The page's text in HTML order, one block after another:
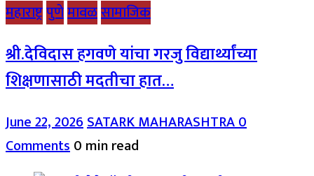
महाराष्ट्रपुणेमावळसामाजिक
श्री.देविदास हगवणे यांचा गरजु विद्यार्थ्यांच्या
शिक्षणासाठी मदतीचा हात…
June 22, 2026SATARK MAHARASHTRA0
Comments0 min read